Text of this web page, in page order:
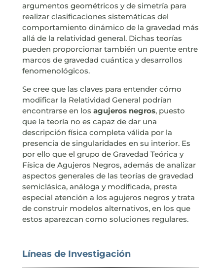
argumentos geométricos y de simetría para
realizar clasificaciones sistemáticas del
comportamiento dinámico de la gravedad más
allá de la relatividad general. Dichas teorías
pueden proporcionar también un puente entre
marcos de gravedad cuántica y desarrollos
fenomenológicos.
Se cree que las claves para entender cómo
modificar la Relatividad General podrían
encontrarse en los agujeros negros, puesto
que la teoría no es capaz de dar una
descripción física completa válida por la
presencia de singularidades en su interior. Es
por ello que el grupo de Gravedad Teórica y
Física de Agujeros Negros, además de analizar
aspectos generales de las teorías de gravedad
semiclásica, análoga y modificada, presta
especial atención a los agujeros negros y trata
de construir modelos alternativos, en los que
estos aparezcan como soluciones regulares.
Líneas de Investigación